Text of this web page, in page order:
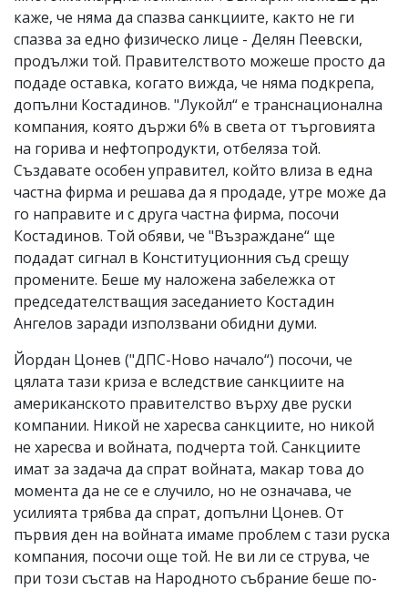
каже, че няма да спазва санкциите, както не ги
спазва за едно физическо лице - Делян Пеевски,
продължи той. Правителството можеше просто да
подаде оставка, когато вижда, че няма подкрепа,
допълни Костадинов. "Лукойл“ е транснационална
компания, която държи 6% в света от търговията
на горива и нефтопродукти, отбеляза той.
Създавате особен управител, който влиза в една
частна фирма и решава да я продаде, утре може да
го направите и с друга частна фирма, посочи
Костадинов. Той обяви, че "Възраждане“ ще
подадат сигнал в Конституционния съд срещу
промените. Беше му наложена забележка от
председателстващия заседанието Костадин
Ангелов заради използвани обидни думи.
Йордан Цонев ("ДПС-Ново начало“) посочи, че
цялата тази криза е вследствие санкциите на
американското правителство върху две руски
компании. Никой не харесва санкциите, но никой
не харесва и войната, подчерта той. Санкциите
имат за задача да спрат войната, макар това до
момента да не се е случило, но не означава, че
усилията трябва да спрат, допълни Цонев. От
първия ден на войната имаме проблем с тази руска
компания, посочи още той. Не ви ли се струва, че
при този състав на Народното събрание беше по-